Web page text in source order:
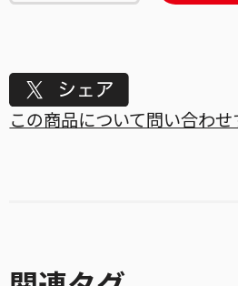
Tweet
この商品について問い合わ